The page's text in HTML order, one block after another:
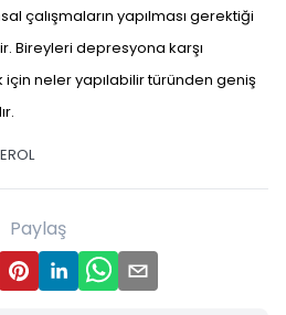
çalışmaların yapılması gerektiği
Bireyleri depresyona karşı
için neler yapılabilir türünden geniş
Paylaş